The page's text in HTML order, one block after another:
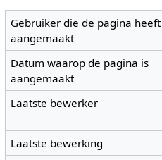
Gebruiker die de pagina heeft
aangemaakt
Datum waarop de pagina is
aangemaakt
Laatste bewerker
Laatste bewerking